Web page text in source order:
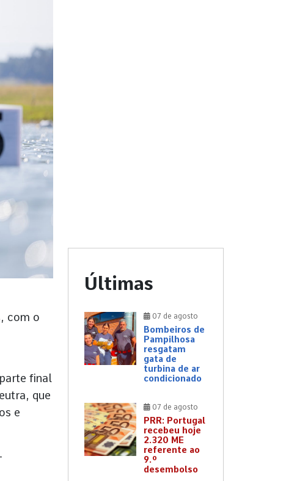
com o
final
que
e
Últimas
07 de agosto
Bombeiros de
Pampilhosa
resgatam
gata de
turbina de ar
condicionado
07 de agosto
PRR: Portugal
recebeu hoje
2.320 ME
referente ao
9.º
desembolso